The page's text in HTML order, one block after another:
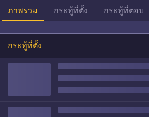
ภาพรวม กระทู้ที่ตั้ง กระทู้ที่ตอบ
กระทู้ที่ตั้ง